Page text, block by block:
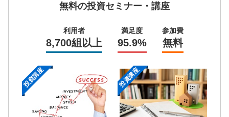
無料の投資セミナー・講座
利用者
8,700組以上
満足度
95.9%
参加費
無料
投資講座 投資講座